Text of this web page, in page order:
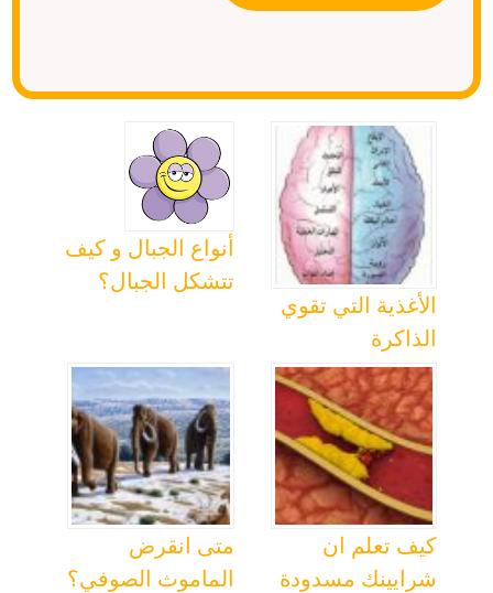
أنواع الجبال و كيف
تتشكل الجبال؟
الأغذية التي تقوي
الذاكرة
متى انقرض
الماموث الصوفي؟
كيف تعلم ان
شرايينك مسدودة